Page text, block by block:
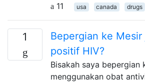
11
usa canada drugs
1
Bepergian ke
positif HIV?
Bisakah saya bepergian
menggunakan obat